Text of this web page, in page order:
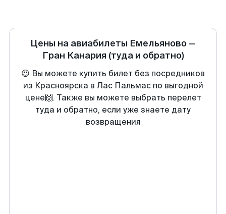
Цены на авиабилеты Емельяново —
Гран Канария (туда и обратно)
😍 Вы можете купить билет без посредников
из Красноярска в Лас Пальмас по выгодной
цене🙌. Также вы можете выбрать перелет
туда и обратно, если уже знаете дату
возвращения